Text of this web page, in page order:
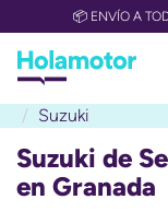
📦 ENVÍO A
Suzuki
Suzuki de
en Granada